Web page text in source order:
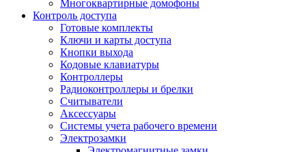
Многоквартирные домофоны
Контроль доступа
Готовые комплекты
Ключи и карты доступа
Кнопки выхода
Кодовые клавиатуры
Контроллеры
Радиоконтроллеры и брелки
Считыватели
Аксессуары
Системы учета рабочего времени
Электрозамки